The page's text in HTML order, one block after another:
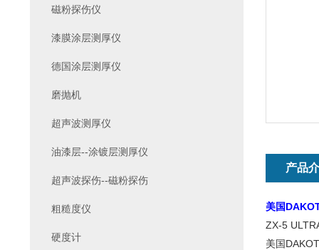
产品
美国
ZX-5
美国
磁粉探伤仪
漆膜涂层测厚仪
德国涂层测厚仪
磨抛机
超声波测厚仪
油漆层--涂镀层测厚仪
超声波探伤--磁粉探伤
粗糙度仪
硬度计